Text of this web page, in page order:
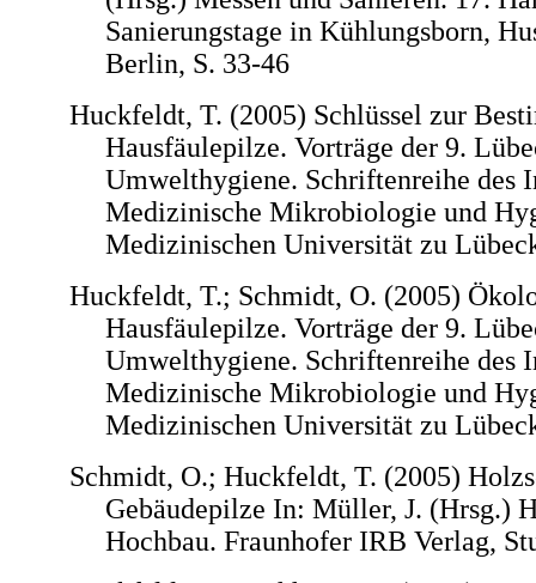
Sanierungstage in Kühlungsborn,
Berlin, S. 33-46
Huckfeldt, T. (2005) Schlüssel zur
Hausfäulepilze. Vorträge der 9.
Umwelthygiene. Schriftenreihe des
Medizinische Mikrobiologie und
Medizinischen Universität zu
Huckfeldt, T.; Schmidt, O. (2005)
Hausfäulepilze. Vorträge der 9.
Umwelthygiene. Schriftenreihe des
Medizinische Mikrobiologie und
Medizinischen Universität zu
Schmidt, O.; Huckfeldt, T. (2005)
Gebäudepilze In: Müller, J. (Hrsg.)
Hochbau. Fraunhofer IRB Verlag,